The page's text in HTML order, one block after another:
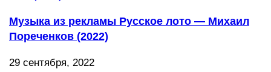
Музыка из рекламы Русское лото — Михаил
Пореченков (2022)
29 сентября, 2022